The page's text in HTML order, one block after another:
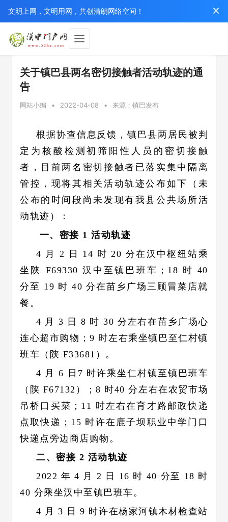
文明上网，文明用网，共创清朗网络空间！
关于镇巴县两名密切接触者活动轨迹的通
告
网站小编 • 2022-04-08 • 来源：镇巴发布
根据协查信息反馈，镇巴县两居民被判
定为核酸检测初筛阳性人员的密切接触
者，目前两名密切接触者已落实集中隔离
管控，现将其相关活动轨迹公布如下（未
公布的时间段尚未发现有我县公共场所活
动轨迹）：
一、密接 1 活动轨迹
4 月 2 日 14 时 20 分在汉中枢纽站乘
坐陕 F69330 汉中至镇巴班车；18 时 40
分至 19 时 40 分在苗乡广场三顾冒菜店就
餐。
4 月 3 日 8 时 30 分左右在苗乡广场心
连心超市购物；9 时左右乘坐镇巴至仁村镇
班车（陕 F33681）。
4 月 6 日7 时许乘坐仁村镇至镇巴班车
（陕 F67132）；8 时40 分左右在农贸市场
吊桥口买菜；11 时左右在育才路邮政快递
点取快递；15 时许在鹿子坝职业中学门口
快递点旁边商店购物。
二、密接 2 活动轨迹
2022 年 4 月 2 日 16 时 40 分至 18 时
40 分乘坐汉中至镇巴班车。
4 月 3 日 9 时许在杨家河镇木材检查站